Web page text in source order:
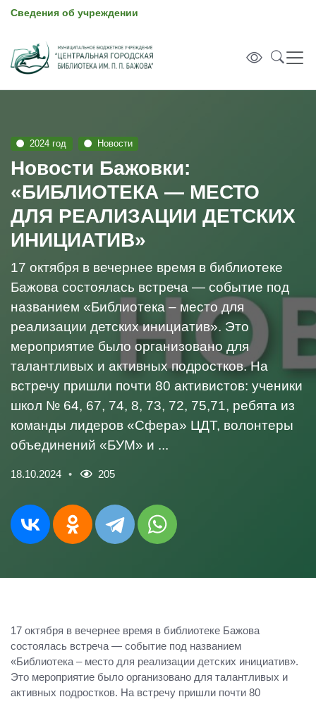
Сведения об учреждении
2024 год Новости
Новости Бажовки:
«БИБЛИОТЕКА — МЕСТО
ДЛЯ РЕАЛИЗАЦИИ ДЕТСКИХ
ИНИЦИАТИВ»
17 октября в вечернее время в библиотеке
Бажова состоялась встреча — событие под
названием «Библиотека – место для
реализации детских инициатив». Это
мероприятие было организовано для
талантливых и активных подростков. На
встречу пришли почти 80 активистов: ученики
школ № 64, 67, 74, 8, 73, 72, 75,71, ребята из
команды лидеров «Сфера» ЦДТ, волонтеры
объединений «БУМ» и ...
18.10.2024 205
17 октября в вечернее время в библиотеке Бажова
состоялась встреча — событие под названием
«Библиотека – место для реализации детских инициатив».
Это мероприятие было организовано для талантливых и
активных подростков. На встречу пришли почти 80